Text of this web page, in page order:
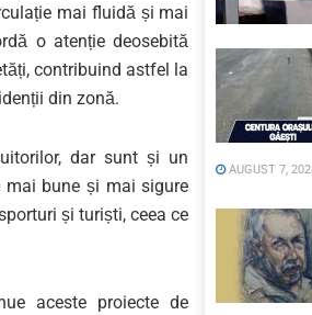
mai fluidă și mai
o atenție deosebită
contribuind astfel la
din zonă.
dar sunt și un
mai bune și mai sigure
și turiști, ceea ce
aceste proiecte de
AUGUST 7,